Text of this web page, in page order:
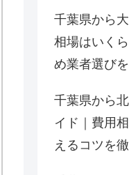
千葉県から
相場はいく
め業者選び
千葉県から
イド｜費用
えるコツを